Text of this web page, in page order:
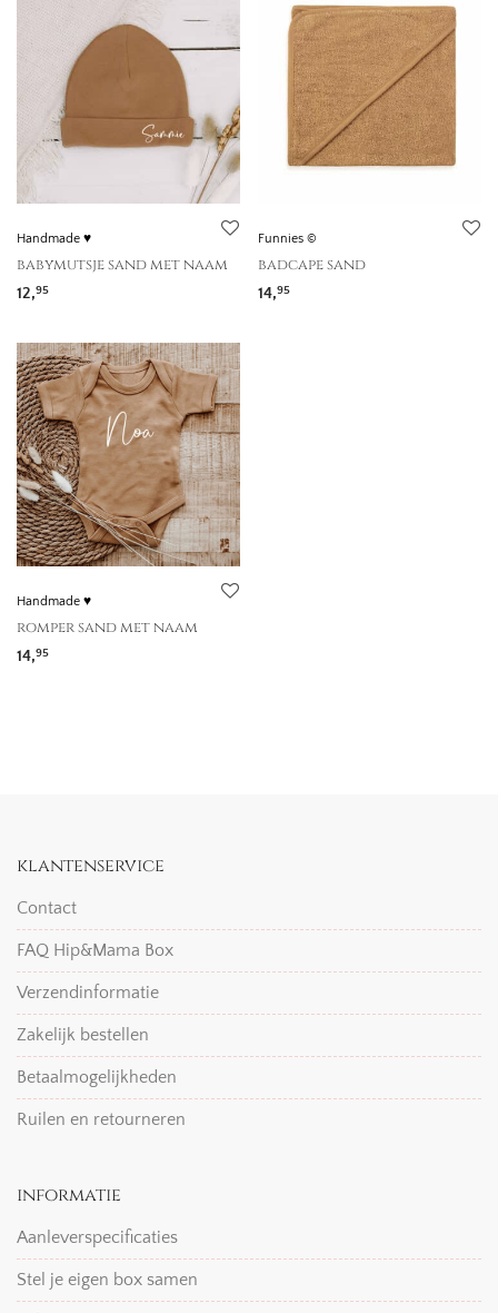
Handmade ♥
babymutsje sand met naam
12,95
Funnies ©
badcape sand
14,95
Handmade ♥
romper sand met naam
14,95
klantenservice
Contact
FAQ Hip&Mama Box
Verzendinformatie
Zakelijk bestellen
Betaalmogelijkheden
Ruilen en retourneren
informatie
Aanleverspecificaties
Stel je eigen box samen